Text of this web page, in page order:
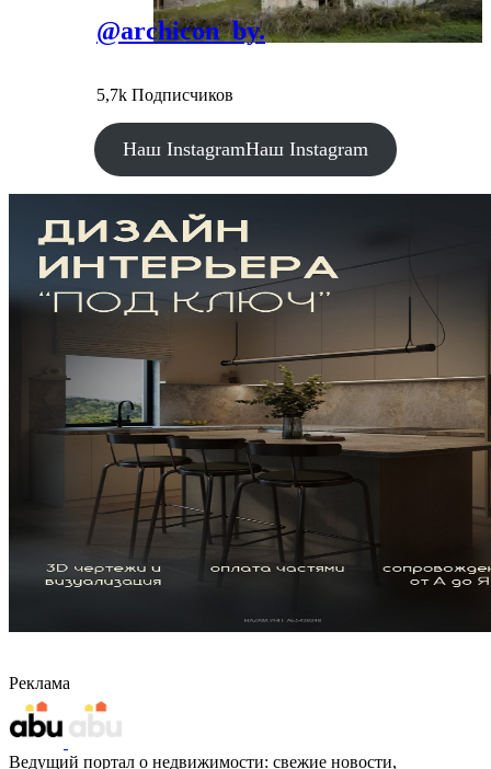
@archicon_by.
5,7k Подписчиков
Наш InstagramНаш Instagram
Реклама
Ведущий портал о недвижимости: свежие новости,